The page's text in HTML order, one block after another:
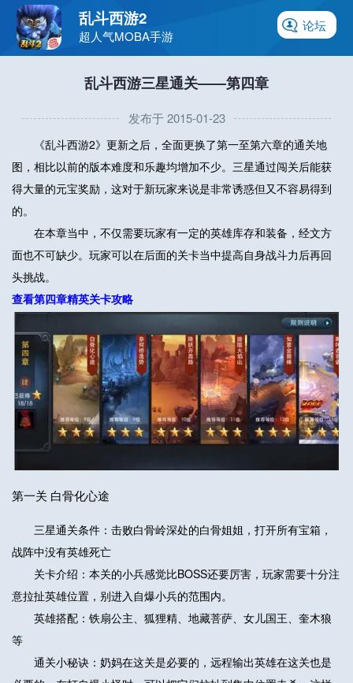
论坛
乱斗西游2
超人气MOBA手游
乱斗西游三星通关——第四章
发布于 2015-01-23
《乱斗西游2》更新之后，全面更换了第一至第六章的通关地
图，相比以前的版本难度和乐趣均增加不少。三星通过闯关后能获
得大量的元宝奖励，这对于新玩家来说是非常诱惑但又不容易得到
的。
在本章当中，不仅需要玩家有一定的英雄库存和装备，经文方
面也不可缺少。玩家可以在后面的关卡当中提高自身战斗力后再回
头挑战。
查看第四章精英关卡攻略
第一关 白骨化心途
三星通关条件：击败白骨岭深处的白骨姐姐，打开所有宝箱，
战阵中没有英雄死亡
关卡介绍：本关的小兵感觉比BOSS还要厉害，玩家需要十分注
意拉扯英雄位置，别进入自爆小兵的范围内。
英雄搭配：铁扇公主、狐狸精、地藏菩萨、女儿国王、奎木狼
等
通关小秘诀：奶妈在这关是必要的，远程输出英雄在这关也是